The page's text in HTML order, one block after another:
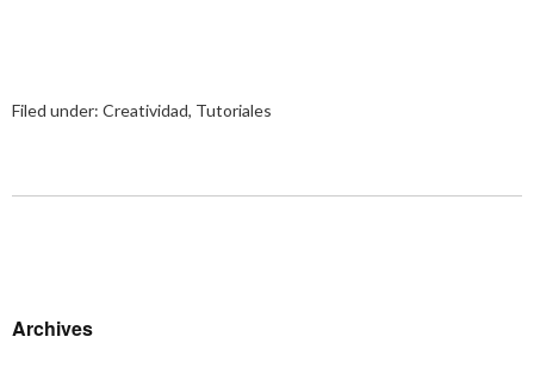
Filed under: Creatividad, Tutoriales
Archives